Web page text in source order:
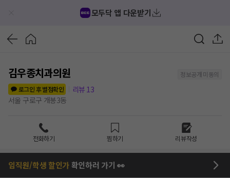
모두닥 앱 다운받기
김우종치과의원
정보공개 미동의
로그인 후 별점확인
리뷰 13
서울 구로구 개봉3동
전화하기 찜하기 리뷰작성
임직원/학생 할인가확인하러 가기 👀